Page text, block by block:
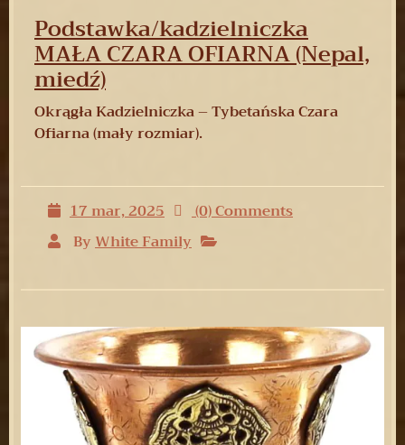
Podstawka/kadzielniczka
MAŁA CZARA OFIARNA (Nepal,
miedź)
Okrągła Kadzielniczka – Tybetańska Czara
Ofiarna (mały rozmiar).
17 mar, 2025
(0) Comments
ByWhite Family